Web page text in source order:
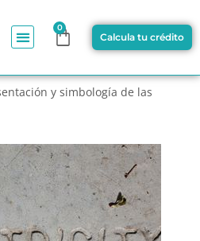
0
Calcula tu crédito
y simbología de las